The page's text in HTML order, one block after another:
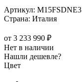
Артикул: M15FSDNE3
Страна: Италия
от 3 233 990 ₽
Нет в наличии
Нашли дешевле?
Цвет